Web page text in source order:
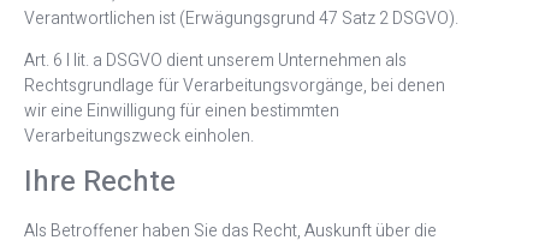
Verantwortlichen ist (Erwägungsgrund 47 Satz 2 DSGVO).
Art. 6 I lit. a DSGVO dient unserem Unternehmen als
Rechtsgrundlage für Verarbeitungsvorgänge, bei denen
wir eine Einwilligung für einen bestimmten
Verarbeitungszweck einholen.
Ihre Rechte
Als Betroffener haben Sie das Recht, Auskunft über die